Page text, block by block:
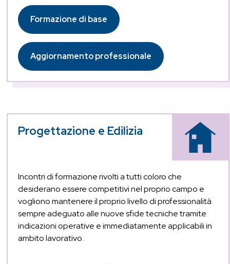
Formazione di base
Aggiornamento professionale
Progettazione e Edilizia
Incontri di formazione rivolti a tutti coloro che
desiderano essere competitivi nel proprio campo e
vogliono mantenere il proprio livello di professionalità
sempre adeguato alle nuove sfide tecniche tramite
indicazioni operative e immediatamente applicabili in
ambito lavorativo.